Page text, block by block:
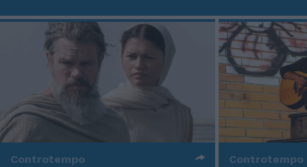
Controtempo Controtempo